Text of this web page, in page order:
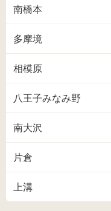
南橋本
多摩境
相模原
八王子みなみ野
南大沢
片倉
上溝